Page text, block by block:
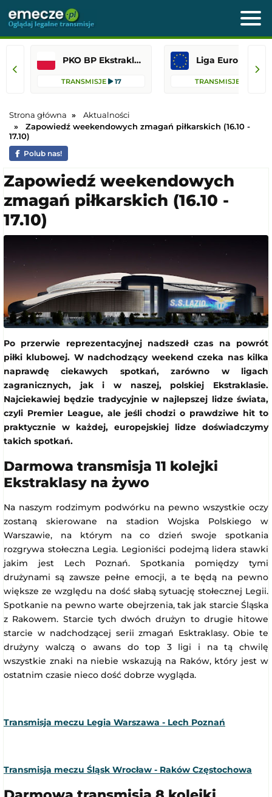
PKO BP Ekstraklasa
TRANSMISJE 17
Liga Europejska
TRANSMISJE
Strona główna
Aktualności
Zapowiedź weekendowych zmagań piłkarskich (16.10 -
17.10)
Polub nas!
Zapowiedź weekendowych
zmagań piłkarskich (16.10 -
17.10)
Po przerwie reprezentacyjnej nadszedł czas na powrót
piłki klubowej. W nadchodzący weekend czeka nas kilka
naprawdę ciekawych spotkań, zarówno w ligach
zagranicznych, jak i w naszej, polskiej Ekstraklasie.
Najciekawiej będzie tradycyjnie w najlepszej lidze świata,
czyli Premier League, ale jeśli chodzi o prawdziwe hit to
praktycznie w każdej, europejskiej lidze doświadczymy
takich spotkań.
Darmowa transmisja 11 kolejki
Ekstraklasy na żywo
Na naszym rodzimym podwórku na pewno wszystkie oczy
zostaną skierowane na stadion Wojska Polskiego w
Warszawie, na którym na co dzień swoje spotkania
rozgrywa stołeczna Legia. Legioniści podejmą lidera stawki
jakim jest Lech Poznań. Spotkania pomiędzy tymi
drużynami są zawsze pełne emocji, a te będą na pewno
większe ze względu na dość słabą sytuację stołecznej Legii.
Spotkanie na pewno warte obejrzenia, tak jak starcie Śląska
z Rakowem. Starcie tych dwóch drużyn to drugie hitowe
starcie w nadchodzącej serii zmagań Esktraklasy. Obie te
drużyny walczą o awans do top 3 ligi i na tą chwilę
wszystkie znaki na niebie wskazują na Raków, który jest w
ostatnim czasie nieco dość dobrze wygląda.
Transmisja meczu Legia Warszawa - Lech Poznań
Transmisja meczu Śląsk Wrocław - Raków Częstochowa